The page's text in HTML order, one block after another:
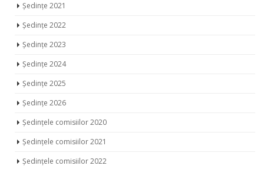
Ședințe 2021
Ședințe 2022
Ședințe 2023
Ședințe 2024
Ședințe 2025
Ședințe 2026
Ședințele comisiilor 2020
Ședințele comisiilor 2021
Ședințele comisiilor 2022